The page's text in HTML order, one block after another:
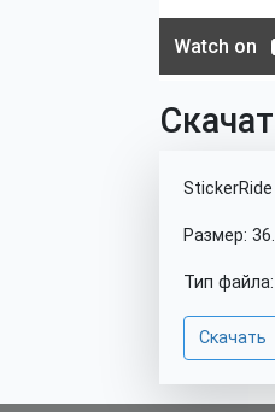
StickerRide
Размер:
Тип
Скачать